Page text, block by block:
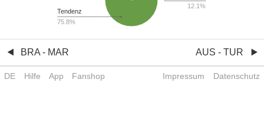
12.1%
Tendenz
75.8%
BRA - MAR AUS - TUR
DE Hilfe App Fanshop Impressum Datenschutz